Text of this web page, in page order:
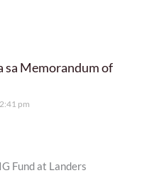
sa Memorandum of
pm
Fund at Landers